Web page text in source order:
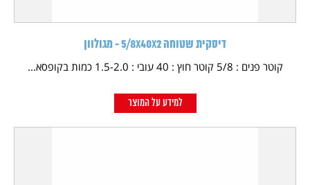
דיסקית שטוחה 5/8X40X2 - מגולוון
קוטר פנים : 5/8 קוטר חוץ : 40 עובי : 1.5-2.0 כמות בקופסא...
למידע על המוצר